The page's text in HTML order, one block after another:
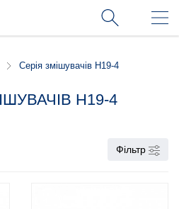
Серія змішувачів H19-4
H19-4
Фільтр